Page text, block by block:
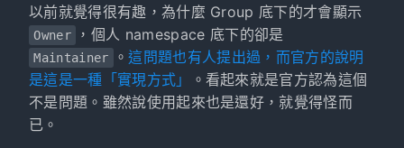
以前就覺得很有趣，為什麼 Group 底下的才會顯示
Owner ，個人 namespace 底下的卻是
Maintainer 。這問題也有人提出過，而官方的說明
是這是一種「實現方式」
。看起來就是官方認為這個
不是問題。雖然說使用起來也是還好，就覺得怪而
已。